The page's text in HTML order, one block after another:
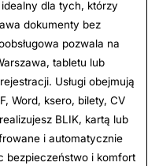
dla tych, którzy
dokumenty bez
pozwala na
tabletu lub
Usługi obejmują
Word, ksero, bilety, CV
BLIK, kartą lub
i automatycznie
bezpieczeństwo i komfort